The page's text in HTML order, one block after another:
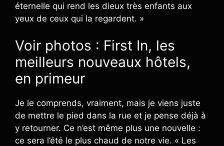
éternelle qui rend les dieux très enfants aux
yeux de ceux qui la regardent. »
Voir photos : First In, les
meilleurs nouveaux hôtels,
en primeur
Je le comprends, vraiment, mais je viens juste
de mettre le pied dans la rue et je pense déjà à
y retourner. Ce n’est même plus une nouvelle :
ce sera l’été le plus chaud de notre vie. « Les